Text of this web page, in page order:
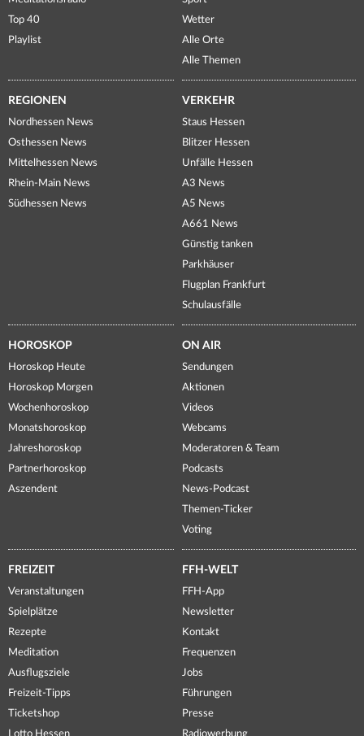
Top 40
Playlist
Wetter
Alle Orte
Alle Themen
REGIONEN
Nordhessen News
Osthessen News
Mittelhessen News
Rhein-Main News
Südhessen News
VERKEHR
Staus Hessen
Blitzer Hessen
Unfälle Hessen
A3 News
A5 News
A661 News
Günstig tanken
Parkhäuser
Flugplan Frankfurt
Schulausfälle
HOROSKOP
Horoskop Heute
Horoskop Morgen
Wochenhoroskop
Monatshoroskop
Jahreshoroskop
Partnerhoroskop
Aszendent
ON AIR
Sendungen
Aktionen
Videos
Webcams
Moderatoren & Team
Podcasts
News-Podcast
Themen-Ticker
Voting
FREIZEIT
Veranstaltungen
Spielplätze
Rezepte
Meditation
Ausflugsziele
Freizeit-Tipps
Ticketshop
Lotto Hessen
FFH-WELT
FFH-App
Newsletter
Kontakt
Frequenzen
Jobs
Führungen
Presse
Radiowerbung